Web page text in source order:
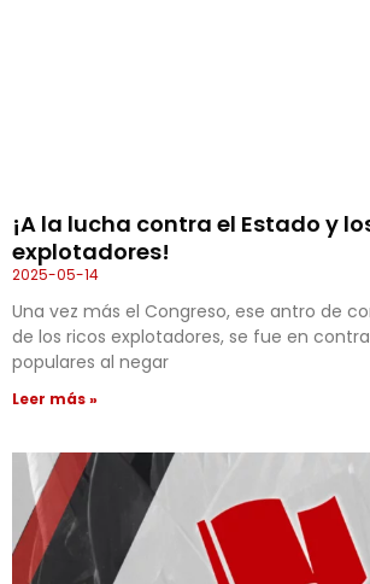
¡A la lucha contra el Estado y
explotadores!
2025-05-14
Una vez más el Congreso, ese antro de
de los ricos explotadores, se fue en
populares al negar
Leer más »